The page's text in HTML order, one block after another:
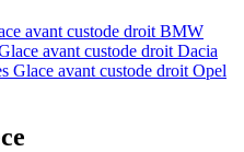
avant custode droit BMW
avant custode droit Dacia
Glace avant custode droit Opel